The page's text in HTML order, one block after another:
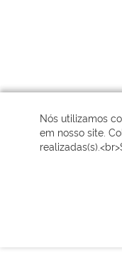
Nós utilizamos
em nosso site.